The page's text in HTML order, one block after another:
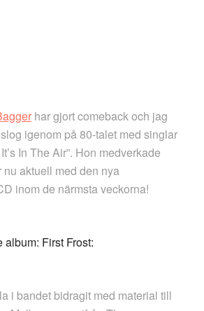
har gjort comeback och jag
igenom på 80-talet med singlar
In The Air”. Hon medverkade
nu aktuell med den nya
inom de närmsta veckorna!
First Frost:
i bandet bidragit med material till